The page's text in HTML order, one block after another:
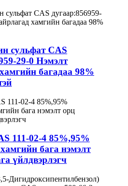
сульфат CAS
29-0 Нэмэлт
багадаа 98%
111-02-4 85%,95%
бага нэмэлт
үйлдвэрлэгч